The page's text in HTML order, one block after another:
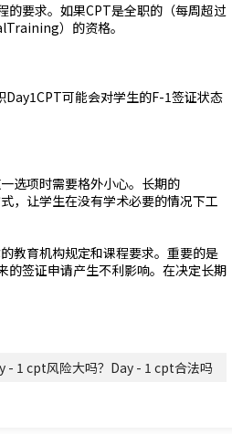
要求。如果CPT是全职的（每周超过
）的资格。
可能会对学生的F-1签证状态
选项时需要格外小心。长期的
，让学生在没有学术必要的情况下工
教育机构规定和课程要求。重要的是
的签证申请产生不利影响。在决定长期
- 1 cpt风险大吗？Day - 1 cpt合法吗